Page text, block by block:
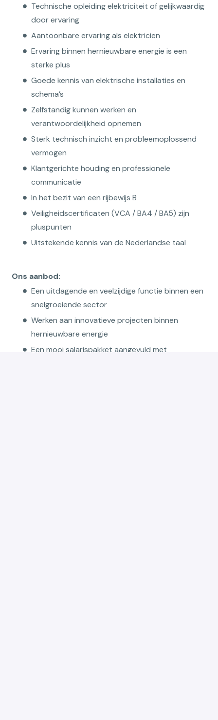
Technische opleiding elektriciteit of gelijkwaardig
door ervaring
Aantoonbare ervaring als elektricien
Ervaring binnen hernieuwbare energie is een
sterke plus
Goede kennis van elektrische installaties en
schema’s
Zelfstandig kunnen werken en
verantwoordelijkheid opnemen
Sterk technisch inzicht en probleemoplossend
vermogen
Klantgerichte houding en professionele
communicatie
In het bezit van een rijbewijs B
Veiligheidscertificaten (VCA / BA4 / BA5) zijn
pluspunten
Uitstekende kennis van de Nederlandse taal
Ons aanbod:
Een uitdagende en veelzijdige functie binnen een
snelgroeiende sector
Werken aan innovatieve projecten binnen
hernieuwbare energie
Een mooi salarispakket aangevuld met